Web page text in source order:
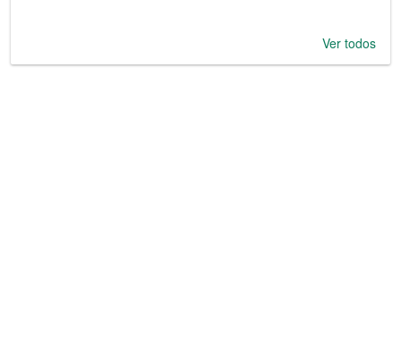
Ver todos